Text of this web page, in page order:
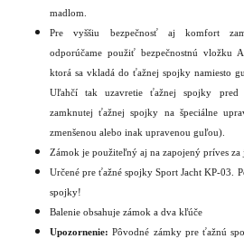
madlom.
Pre vyššiu bezpečnosť aj komfort
odporúčame použiť bezpečnostnú vložku
ktorá sa vkladá do ťažnej spojky namiesto
Uľahčí tak uzavretie ťažnej spojky pred
zamknutej ťažnej spojky na špeciálne
zmenšenou alebo inak upravenou guľou).
Zámok je použiteľný aj na zapojený príves za
Určené pre ťažné spojky Sport Jacht KP-03.
spojky!
Balenie obsahuje zámok a dva kľúče
Upozornenie: Pôvodné zámky pre ťažnú